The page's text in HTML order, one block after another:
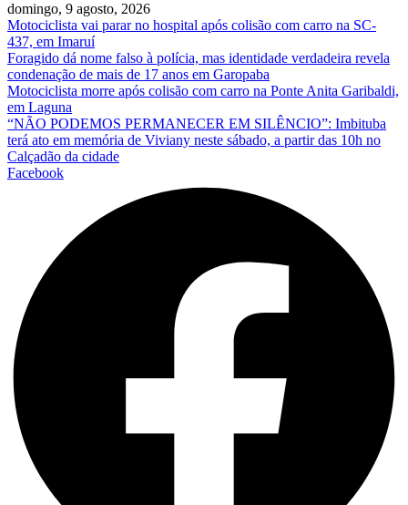
domingo, 9 agosto, 2026
Motociclista vai parar no hospital após colisão com carro na SC-
437, em Imaruí
Foragido dá nome falso à polícia, mas identidade verdadeira revela
condenação de mais de 17 anos em Garopaba
Motociclista morre após colisão com carro na Ponte Anita Garibaldi,
em Laguna
“NÃO PODEMOS PERMANECER EM SILÊNCIO”: Imbituba
terá ato em memória de Viviany neste sábado, a partir das 10h no
Calçadão da cidade
Facebook